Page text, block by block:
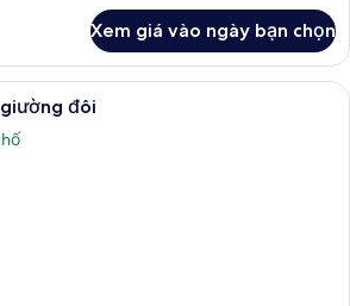
Xem giá vào ngày bạn chọn
Bộ đồ giường kháng dị ứng, két bảo
đôi